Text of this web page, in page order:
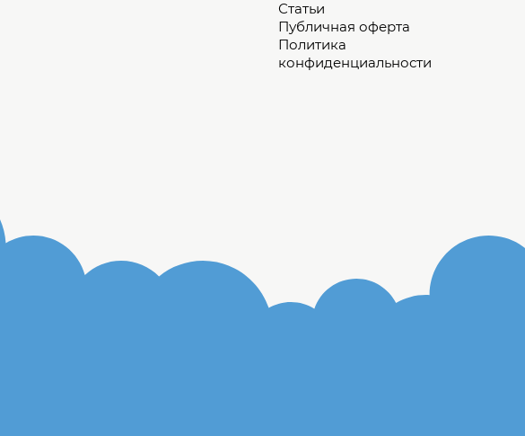
Статьи
Публичная оферта
Политика
конфиденциальности